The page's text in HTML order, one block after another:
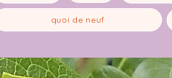
quoi de neuf